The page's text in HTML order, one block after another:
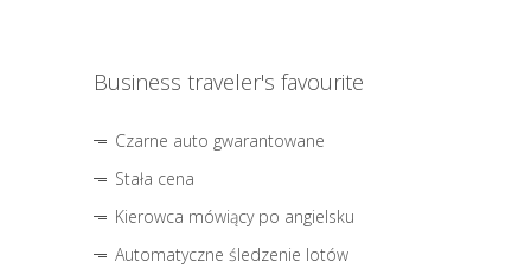
Business traveler's favourite
Czarne auto gwarantowane
Stała cena
Kierowca mówiący po angielsku
Automatyczne śledzenie lotów